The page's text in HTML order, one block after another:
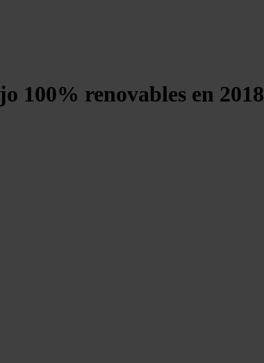
100% renovables en 2018